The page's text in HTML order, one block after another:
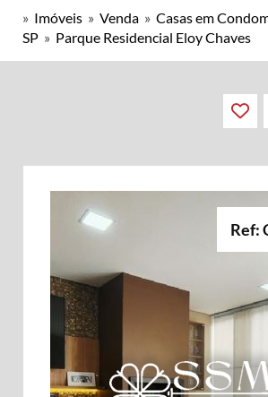
» Imóveis » Venda » Casas em
SP » Parque Residencial Eloy Chaves
Ref: